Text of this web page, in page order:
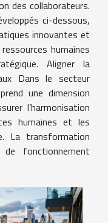
des collaborateurs.
ci-dessous,
innovantes et
humaines
Aligner la
Dans le secteur
une dimension
l’harmonisation
humaines et les
La transformation
fonctionnement